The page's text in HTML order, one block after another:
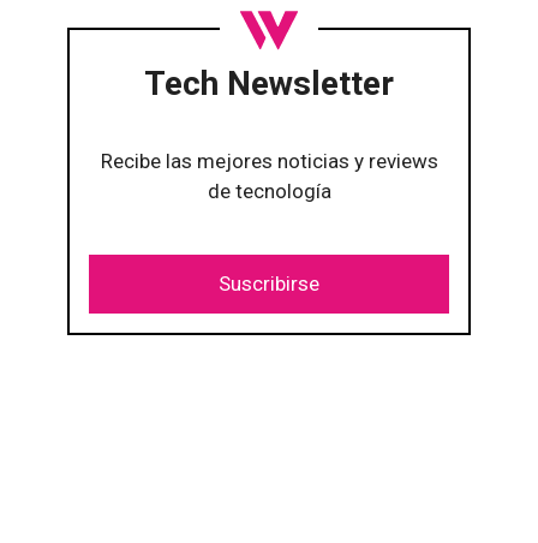
Tech Newsletter
Recibe las mejores noticias y reviews
de tecnología
Suscribirse